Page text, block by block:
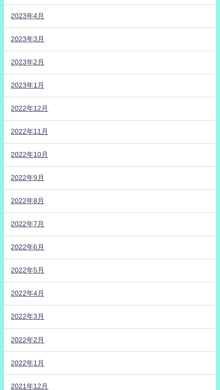
2023年4月
2023年3月
2023年2月
2023年1月
2022年12月
2022年11月
2022年10月
2022年9月
2022年8月
2022年7月
2022年6月
2022年5月
2022年4月
2022年3月
2022年2月
2022年1月
2021年12月